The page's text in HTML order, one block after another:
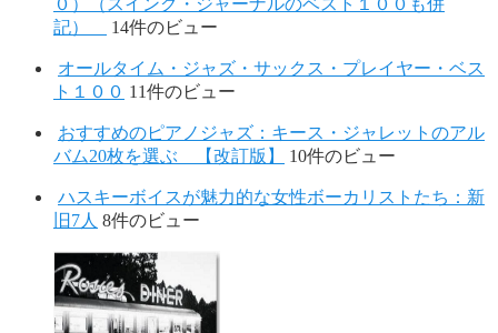
０）（スイング・ジャーナルのベスト１００も併
記）
14件のビュー
オールタイム・ジャズ・サックス・プレイヤー・ベス
ト１００ 11件のビュー
おすすめのピアノジャズ：キース・ジャレットのアル
バム20枚を選ぶ 【改訂版】
10件のビュー
ハスキーボイスが魅力的な女性ボーカリストたち：新
旧7人 8件のビュー